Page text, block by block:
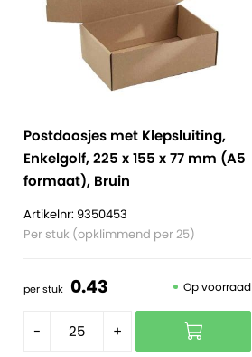
Postdoosjes met Klepsluiting,
Enkelgolf, 225 x 155 x 77 mm (A5
formaat), Bruin
Artikelnr: 9350453
Per stuk (opklimmend per 25)
per stuk 0.43 Op voorraad
- +